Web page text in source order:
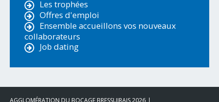
Les trophées
Offres d'emploi
Ensemble accueillons vos nouveaux
collaborateurs
Job dating